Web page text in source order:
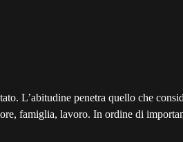
L’abitudine penetra quello che
famiglia, lavoro. In ordine di